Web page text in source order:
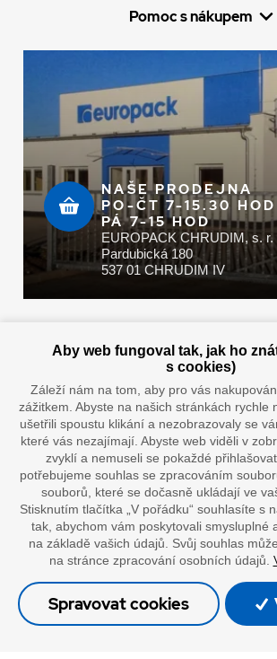
Pomoc s nákupem
NAŠE PRODEJNA
PO-ČT 7-15.30 HOD
PÁ 7-15 HOD
EUROPACK CHRUDIM, s. r.
Pardubická 180
537 01 CHRUDIM IV
Doprava vaším oblíbeným
”Lepíme s jistotou”
© Oficiální stránky společnosti
Aby web fungoval tak, jak ho
s cookies)
Záleží nám na tom, aby pro vás
zážitkem. Abyste na našich stránkách rychle
ušetřili spoustu klikání a nezobrazovaly se
které vás nezajímají. Abyste web viděli v
zvyklí a nemuseli se pokaždé
potřebujeme souhlas se zpracováním
souborů, které se dočasně ukládají ve
Stisknutím tlačítka „V pořádku“ souhlasíte s
tak, abychom vám poskytovali smysluplné
na základě vašich údajů. Svůj souhlas
na stránce zpracování osobních údajů.
Spravovat cookies